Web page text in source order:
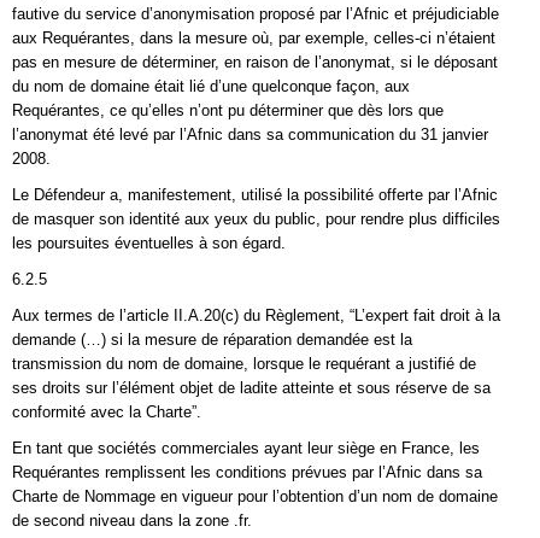
fautive du service d’anonymisation proposé par l’Afnic et préjudiciable
aux Requérantes, dans la mesure où, par exemple, celles-ci n’étaient
pas en mesure de déterminer, en raison de l’anonymat, si le déposant
du nom de domaine était lié d’une quelconque façon, aux
Requérantes, ce qu’elles n’ont pu déterminer que dès lors que
l’anonymat été levé par l’Afnic dans sa communication du 31 janvier
2008.
Le Défendeur a, manifestement, utilisé la possibilité offerte par l’Afnic
de masquer son identité aux yeux du public, pour rendre plus difficiles
les poursuites éventuelles à son égard.
6.2.5
Aux termes de l’article II.A.20(c) du Règlement, “L’expert fait droit à la
demande (…) si la mesure de réparation demandée est la
transmission du nom de domaine, lorsque le requérant a justifié de
ses droits sur l’élément objet de ladite atteinte et sous réserve de sa
conformité avec la Charte”.
En tant que sociétés commerciales ayant leur siège en France, les
Requérantes remplissent les conditions prévues par l’Afnic dans sa
Charte de Nommage en vigueur pour l’obtention d’un nom de domaine
de second niveau dans la zone .fr.